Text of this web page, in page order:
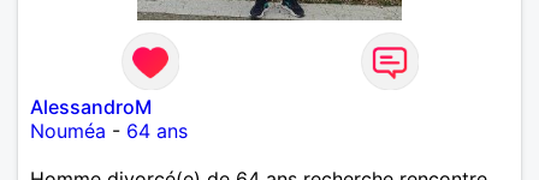
AlessandroM
Nouméa - 64 ans